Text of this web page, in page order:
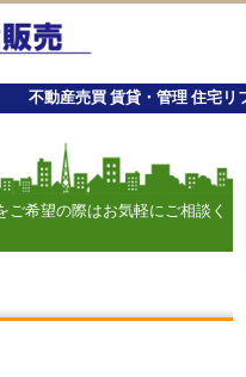
不動産売買 賃貸・管理 住宅リ
希望の際はお気軽にご相談く